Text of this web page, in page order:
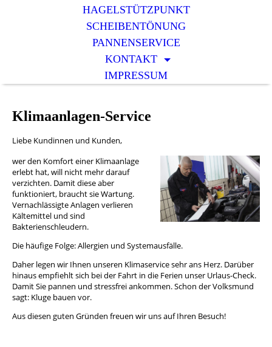
HAGELSTÜTZPUNKT
SCHEIBENTÖNUNG
PANNENSERVICE
KONTAKT
IMPRESSUM
Klimaanlagen-Service
Liebe Kundinnen und Kunden,
wer den Komfort einer Klimaanlage
erlebt hat, will nicht mehr darauf
verzichten. Damit diese aber
funktioniert, braucht sie Wartung.
Vernachlässigte Anlagen verlieren
Kältemittel und sind
Bakterienschleudern.
Die häufige Folge: Allergien und Systemausfälle.
Daher legen wir Ihnen unseren Klimaservice sehr ans Herz. Darüber
hinaus empfiehlt sich bei der Fahrt in die Ferien unser Urlaus-Check.
Damit Sie pannen und stressfrei ankommen. Schon der Volksmund
sagt: Kluge bauen vor.
Aus diesen guten Gründen freuen wir uns auf Ihren Besuch!